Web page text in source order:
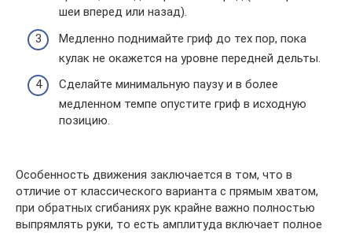
шеи вперед или назад).
Медленно поднимайте гриф до тех пор, пока
кулак не окажется на уровне передней дельты.
Сделайте минимальную паузу и в более
медленном темпе опустите гриф в исходную
позицию.
Особенность движения заключается в том, что в
отличие от классического варианта с прямым хватом,
при обратных сгибаниях рук крайне важно полностью
выпрямлять руки, то есть амплитуда включает полное